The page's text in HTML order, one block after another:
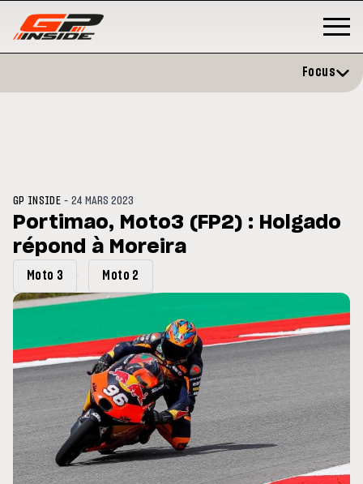
du GP de Grande-
Focus
GP INSIDE -24 MARS 2023
Portimao, Moto3 (FP2) : Holgado
répond à Moreira
Moto 3 Moto 2